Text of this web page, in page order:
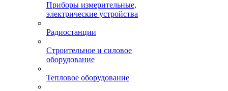
Приборы измерительные,
электрические устройства
Радиостанции
Строительное и силовое
оборудование
Тепловое оборудование